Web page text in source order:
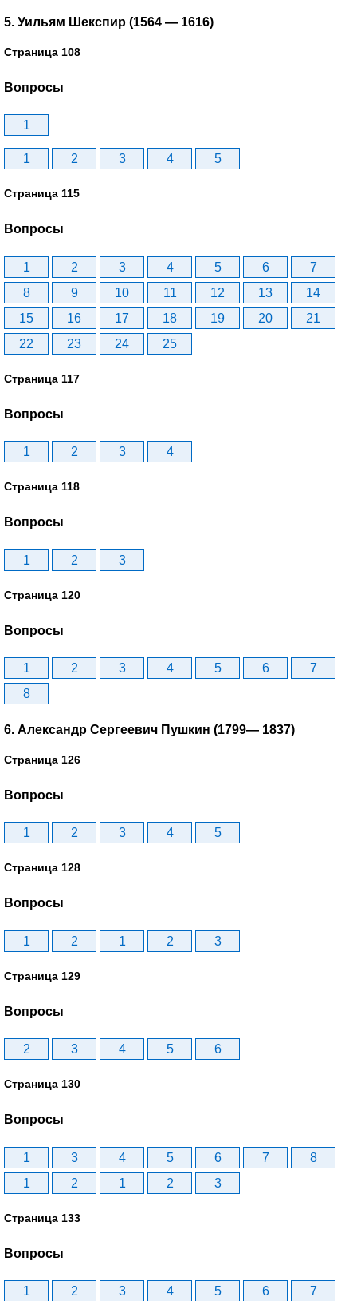
5. Уильям Шекспир (1564 — 1616)
Страница 108
Вопросы
1
1 2 3 4 5
Страница 115
Вопросы
1 2 3 4 5 6
7
8
9 10 11 12 13
14
15
16 17 18 19 20
21
22
23 24 25
Страница 117
Вопросы
1 2 3 4
Страница 118
Вопросы
1 2 3
Страница 120
Вопросы
1 2 3 4 5 6
7
8
6. Александр Сергеевич Пушкин (1799— 1837)
Страница 126
Вопросы
1 2 3 4 5
Страница 128
Вопросы
1 2 1 2 3
Страница 129
Вопросы
2 3 4 5 6
Страница 130
Вопросы
1 3 4 5 6 7
8
1
2 1 2 3
Страница 133
Вопросы
1 2 3 4 5 6 7